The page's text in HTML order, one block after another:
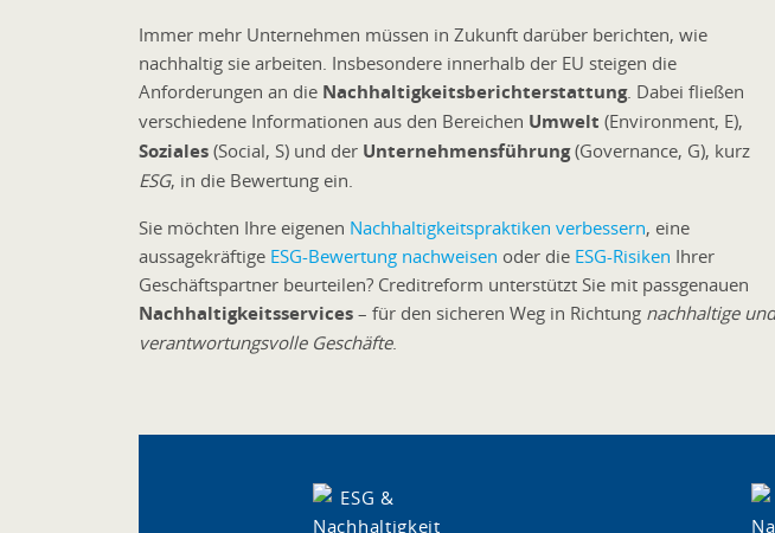
Immer mehr Unternehmen müssen in Zukunft darüber berichten, wie
nachhaltig sie arbeiten. Insbesondere innerhalb der EU steigen die
Anforderungen an die Nachhaltigkeitsberichterstattung. Dabei fließen
verschiedene Informationen aus den Bereichen Umwelt (Environment, E),
Soziales (Social, S) und der Unternehmensführung(Governance, G), kurz
ESG, in die Bewertung ein.
Sie möchten Ihre eigenen Nachhaltigkeitspraktiken verbessern, eine
aussagekräftige ESG-Bewertung nachweisen oder die ESG-Risiken Ihrer
Geschäftspartner beurteilen? Creditreform unterstützt Sie mit passgenauen
Nachhaltigkeitsservices – für den sicheren Weg in Richtung nachhaltige und
verantwortungsvolle Geschäfte.